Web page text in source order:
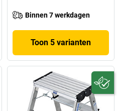
Binnen 7 werkdagen
Toon 5 varianten